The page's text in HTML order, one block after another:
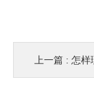
上一篇 : 怎样